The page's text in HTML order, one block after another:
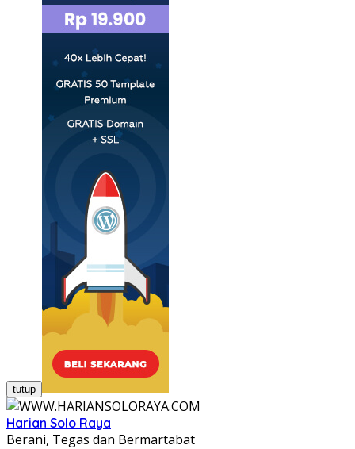
tutup
Harian Solo Raya
Berani, Tegas dan Bermartabat